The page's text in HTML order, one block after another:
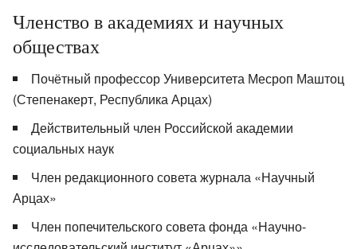
Членство в академиях и научных
обществах
Почётный профессор Университета Месроп Маштоц
(Степенакерт, Республика Арцах)
Действительный член Российской академии
социальных наук
Член редакционного совета журнала «Научный
Арцах»
Член попечительского совета фонда «Научно-